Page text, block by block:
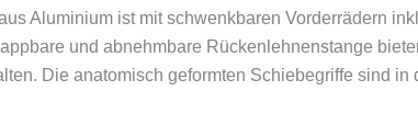
Aluminium ist mit schwenkbaren Vorderrädern
und abnehmbare Rückenlehnenstange
Die anatomisch geformten Schiebegriffe sind in